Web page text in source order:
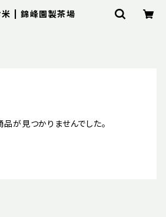
米 | 錦峰園製茶場
が見つかりませんでした。